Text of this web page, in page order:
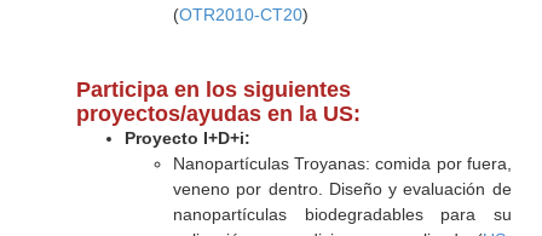
(OTR2010-CT20)
Participa en los siguientes
proyectos/ayudas en la US:
Proyecto I+D+i:
Nanopartículas Troyanas: comida por fuera,
veneno por dentro. Diseño y evaluación de
nanopartículas biodegradables para su